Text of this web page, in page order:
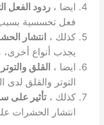
ايضا ،ردود الفعل
فعل تحسسية بسبب
كذلك ، انتشار
يجذب أنواع أخرى،
ايضا ، القلق والتوتر
التوتر والقلق لدى
كذلك ،تأثير على
انتشار الحشرات